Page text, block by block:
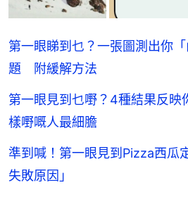
第一眼睇到乜？一張圖測出你
題 附緩解方法
第一眼見到乜嘢？4種結果反
樣嘢嘅人最細膽
準到喊！第一眼見到Pizza西瓜
失敗原因」